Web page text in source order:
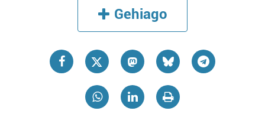
Gehiago